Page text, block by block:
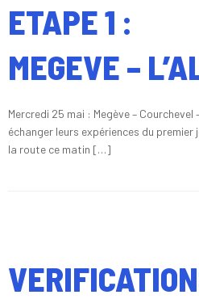
ETAPE 1 :
MEGEVE –
Mercredi 25 mai : Megève –
échanger leurs expériences du
la route ce matin […]